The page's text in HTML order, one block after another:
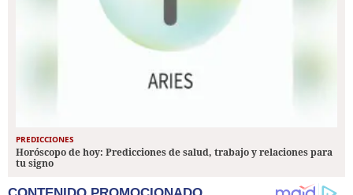
PREDICCIONES
Horóscopo de hoy: Predicciones de salud, trabajo y relaciones para
tu signo